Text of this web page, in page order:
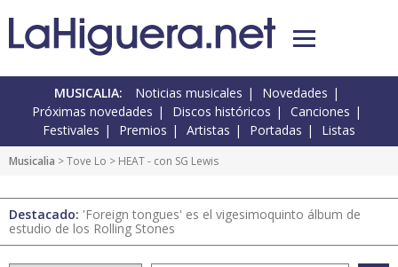
MUSICALIA: Noticias musicales
Novedades
Próximas novedades
Discos históricos
Canciones
Festivales
Premios Artistas Portadas Listas
Musicalia >Tove Lo > HEAT - con SG Lewis
Destacado: 'Foreign tongues' es el vigesimoquinto álbum de
estudio de los Rolling Stones